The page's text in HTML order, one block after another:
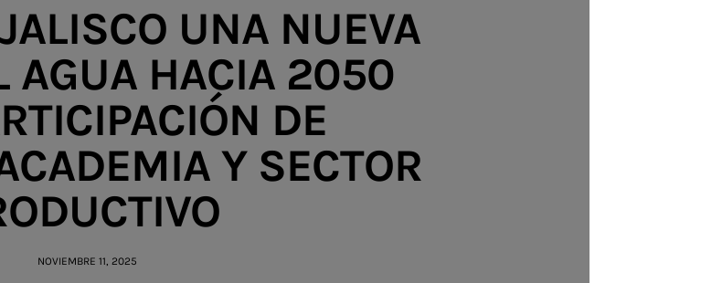
UNA NUEVA
AGUA HACIA 2050
DE
Y SECTOR
NOVIEMBRE 11, 2025